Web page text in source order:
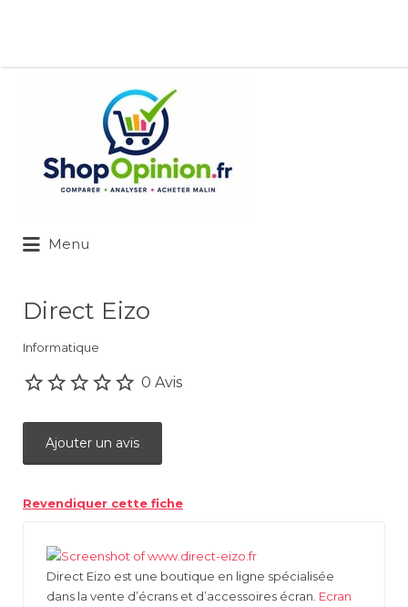
Menu
Direct Eizo
Informatique
0 Avis
Ajouter un avis
Revendiquer cette fiche
Direct Eizo est une boutique en ligne spécialisée
dans la vente d’écrans et d’accessoires écran. Ecran